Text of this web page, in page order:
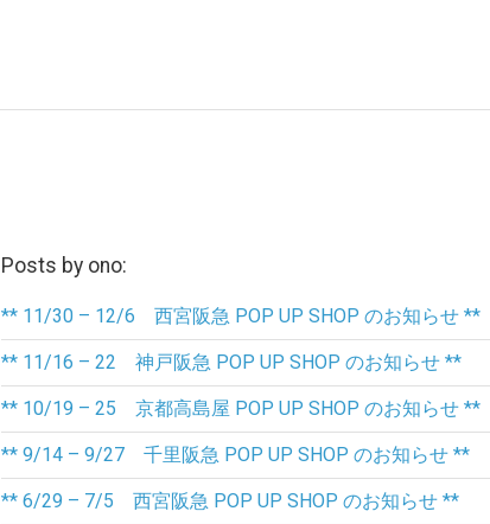
Posts by ono:
** 11/30 – 12/6 西宮阪急 POP UP SHOP のお知らせ **
** 11/16 – 22 神戸阪急 POP UP SHOP のお知らせ **
** 10/19 – 25 京都高島屋 POP UP SHOP のお知らせ **
** 9/14 – 9/27 千里阪急 POP UP SHOP のお知らせ **
** 6/29 – 7/5 西宮阪急 POP UP SHOP のお知らせ **